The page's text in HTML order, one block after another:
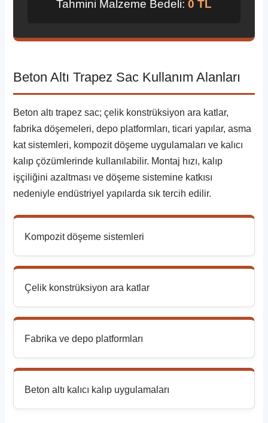
Tahmini Malzeme Bedeli: 0 TL
Beton Altı Trapez Sac Kullanım Alanları
Beton altı trapez sac; çelik konstrüksiyon ara katlar,
fabrika döşemeleri, depo platformları, ticari yapılar, asma
kat sistemleri, kompozit döşeme uygulamaları ve kalıcı
kalıp çözümlerinde kullanılabilir. Montaj hızı, kalıp
işçiliğini azaltması ve döşeme sistemine katkısı
nedeniyle endüstriyel yapılarda sık tercih edilir.
Kompozit döşeme sistemleri
Çelik konstrüksiyon ara katlar
Fabrika ve depo platformları
Beton altı kalıcı kalıp uygulamaları